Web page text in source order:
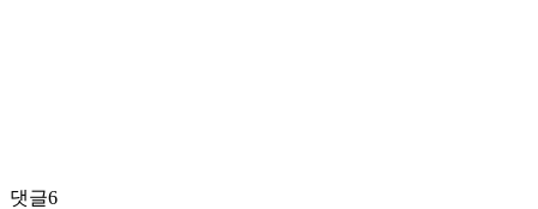
댓글6